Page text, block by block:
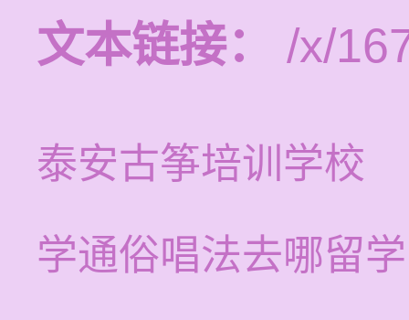
文本链接：
/x/
泰安古筝培训学校
学通俗唱法去哪留